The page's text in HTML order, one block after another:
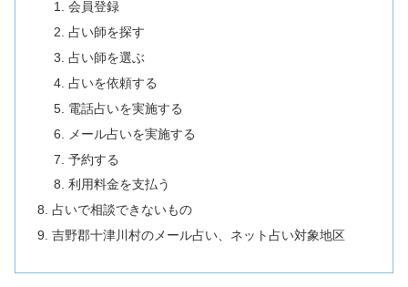
会員登録
占い師を探す
占い師を選ぶ
占いを依頼する
電話占いを実施する
メール占いを実施する
予約する
利用料金を支払う
占いで相談できないもの
吉野郡十津川村のメール占い、ネット占い対象地区